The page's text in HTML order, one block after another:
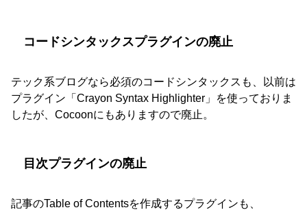
コードシンタックスプラグインの廃止
テック系ブログなら必須のコードシンタックスも、以前は
プラグイン「Crayon Syntax Highlighter」を使っておりま
したが、Cocoonにもありますので廃止。
目次プラグインの廃止
記事のTable of Contentsを作成するプラグインも、